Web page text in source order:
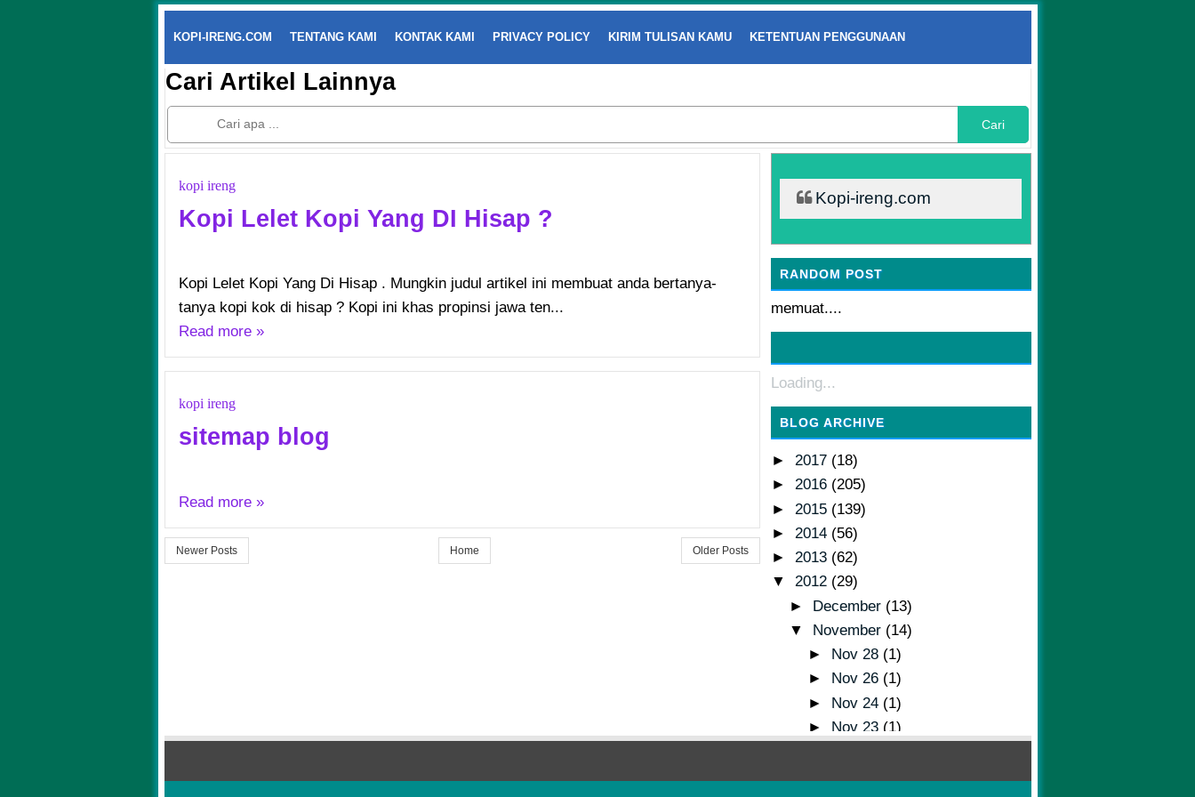
KOPI-IRENG.COM TENTANG KAMI KONTAK KAMI PRIVACY POLICY KIRIM TULISAN KAMU KETENTUAN PENGGUNAAN
Cari Artikel Lainnya
Cari
kopi ireng
Kopi Lelet Kopi Yang DI Hisap ?
Kopi Lelet Kopi Yang Di Hisap . Mungkin judul artikel ini membuat anda bertanya-
tanya kopi kok di hisap ? Kopi ini khas propinsi jawa ten...
Read more »
kopi ireng
sitemap blog
Read more »
Newer Posts Older Posts
Home
Kopi-ireng.com
RANDOM POST
memuat....
Loading...
BLOG ARCHIVE
► 2017 (18)
► 2016 (205)
► 2015 (139)
► 2014 (56)
► 2013 (62)
▼ 2012 (29)
► December (13)
▼ November (14)
►
Nov 28 (1)
►
Nov 26 (1)
► Nov 24 (1)
► Nov 23 (1)